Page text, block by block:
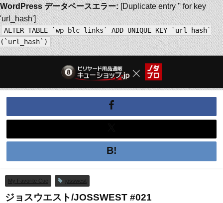
WordPress データベースエラー:[Duplicate entry '' for key
'url_hash']
ALTER TABLE `wp_blc_links` ADD UNIQUE KEY `url_hash`
(`url_hash`)
My Favorite Cue josswest
ジョスウエスト/JOSSWEST #021